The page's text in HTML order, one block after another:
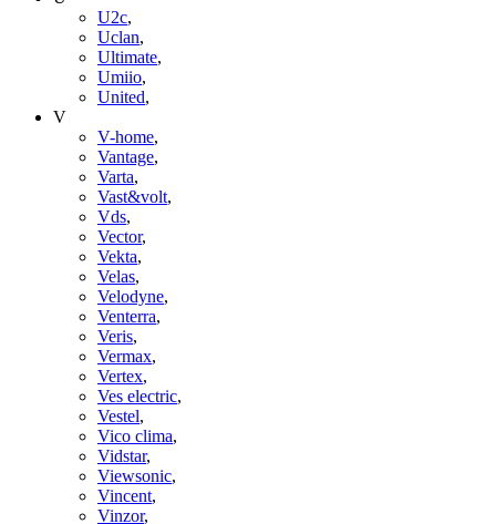
U2c,
Uclan,
Ultimate,
Umiio,
United,
V
V-home,
Vantage,
Varta,
Vast&volt,
Vds,
Vector,
Vekta,
Velas,
Velodyne,
Venterra,
Veris,
Vermax,
Vertex,
Ves electric,
Vestel,
Vico clima,
Vidstar,
Viewsonic,
Vincent,
Vinzor,